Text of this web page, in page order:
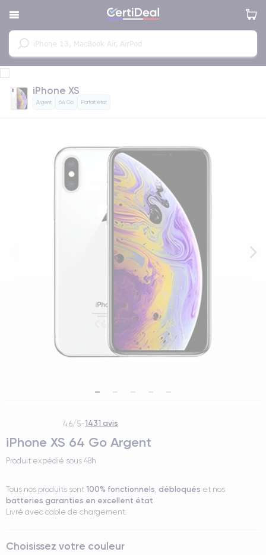
iPhone XS
Argent 64 Go Parfait état
4.6/5-1431 avis
iPhone XS 64 Go Argent
Produit expédié sous 48h
Tous nos produits sont 100% fonctionnels, débloqués et nos
batteries garanties en excellent état.
Livré avec cable de chargement.
Choisissez votre couleur